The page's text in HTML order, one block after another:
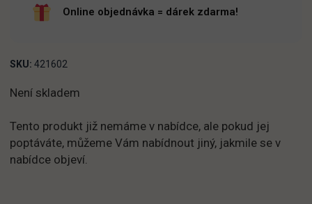
Online objednávka = dárek zdarma!
SKU: 421602
Není skladem
Tento produkt již nemáme v nabídce, ale pokud jej
poptáváte, můžeme Vám nabídnout jiný, jakmile se v
nabídce objeví.